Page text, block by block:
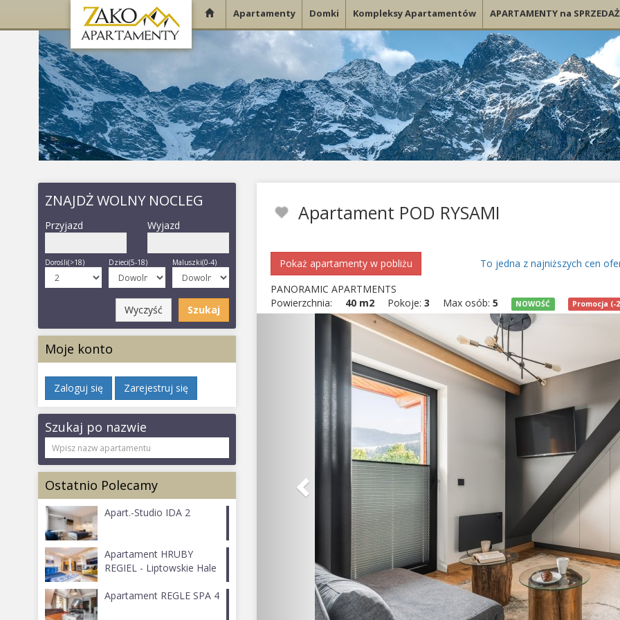
Apartamenty Domki Kompleksy Apartamentów APARTAMENTY na SPRZEDAŻ
ZNAJDŻ WOLNY NOCLEG
Przyjazd Wyjazd
Dorośli(>18) Dzieci(5-18) Maluszki(0-4)
Szukaj
Wyczyść
Moje konto
Zaloguj się Zarejestruj się
Szukaj po nazwie
Ostatnio Polecamy
Apart.-Studio IDA 2
Apartament HRUBY
REGIEL - Liptowskie Hale
Apartament REGLE SPA 4
Apartament POD RYSAMI
Pokaż apartamenty w pobliżu
To jedna z najniższych cen
PANORAMIC APARTMENTS
Powierzchnia:
40 m2 Pokoje:3 Max osób:5 NOWOŚĆ Promocja (-
Previous